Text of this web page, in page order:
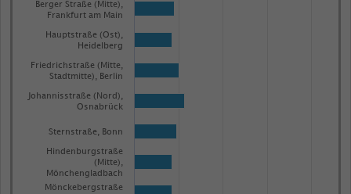
Hauptstraße (Ost),
Heidelberg
Hindenburgstraße
(Mitte),
Mönchengladbach
Berger Straße (Mitte),
Frankfurt am Main
Friedrichstraße (Mitte,
Stadtmitte), Berlin
Johannisstraße (Nord),
Osnabrück
Sternstraße, Bonn
Mönckebergstraße